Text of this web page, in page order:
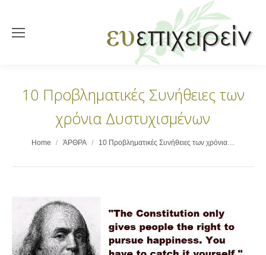
10 Προβληματικές Συνήθειες των
χρόνια Δυστυχισμένων
You are here:
Home ΆΡΘΡΑ 10 Προβληματικές Συνήθειες των χρόνια…